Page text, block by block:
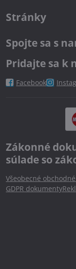
Stránky
Spojte sa s
Pridajte sa k
Facebook
Zákonné
súlade so
Všeobecné
GDPR dokumenty